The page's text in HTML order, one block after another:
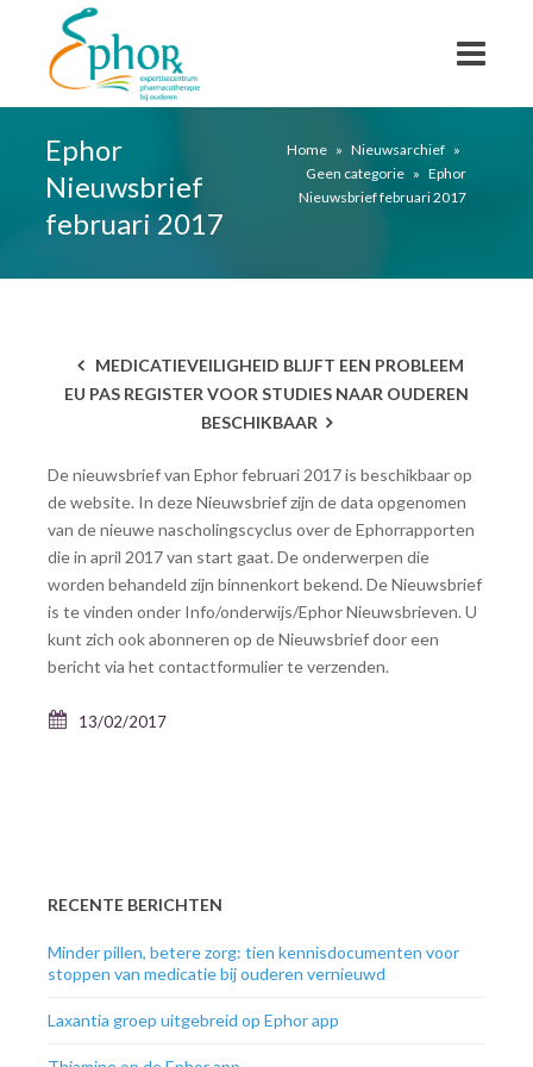
Ephor
Nieuwsbrief
februari 2017
Home » Nieuwsarchief »
Geen categorie » Ephor
Nieuwsbrief februari 2017
MEDICATIEVEILIGHEID BLIJFT EEN PROBLEEM
EU PAS REGISTER VOOR STUDIES NAAR OUDEREN
BESCHIKBAAR
De nieuwsbrief van Ephor februari 2017 is beschikbaar op
de website. In deze Nieuwsbrief zijn de data opgenomen
van de nieuwe nascholingscyclus over de Ephorrapporten
die in april 2017 van start gaat. De onderwerpen die
worden behandeld zijn binnenkort bekend. De Nieuwsbrief
is te vinden onder Info/onderwijs/Ephor Nieuwsbrieven. U
kunt zich ook abonneren op de Nieuwsbrief door een
bericht via het contactformulier te verzenden.
13/02/2017
RECENTE BERICHTEN
Minder pillen, betere zorg: tien kennisdocumenten voor
stoppen van medicatie bij ouderen vernieuwd
Laxantia groep uitgebreid op Ephor app